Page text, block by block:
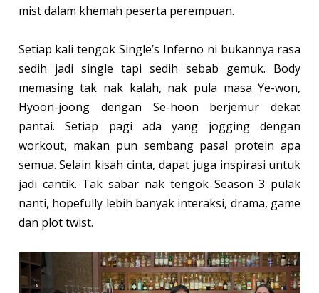
mist dalam khemah peserta perempuan.
Setiap kali tengok Single’s Inferno ni bukannya rasa
sedih jadi single tapi sedih sebab gemuk. Body
memasing tak nak kalah, nak pula masa Ye-won,
Hyoon-joong dengan Se-hoon berjemur dekat
pantai. Setiap pagi ada yang jogging dengan
workout, makan pun sembang pasal protein apa
semua. Selain kisah cinta, dapat juga inspirasi untuk
jadi cantik. Tak sabar nak tengok Season 3 pulak
nanti, hopefully lebih banyak interaksi, drama, game
dan plot twist.